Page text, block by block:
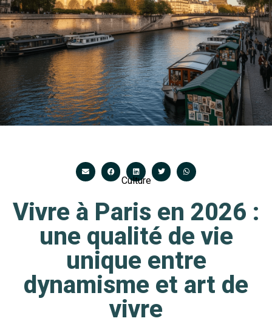
Culture
Vivre à Paris en 2026 :
une qualité de vie
unique entre
dynamisme et art de
vivre